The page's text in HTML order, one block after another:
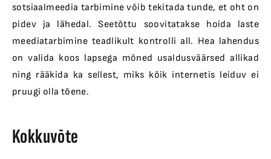
sotsiaalmeedia tarbimine võib tekitada tunde, et oht on
pidev ja lähedal. Seetõttu soovitatakse hoida laste
meediatarbimine teadlikult kontrolli all. Hea lahendus
on valida koos lapsega mõned usaldusväärsed allikad
ning rääkida ka sellest, miks kõik internetis leiduv ei
pruugi olla tõene.
Kokkuvõte